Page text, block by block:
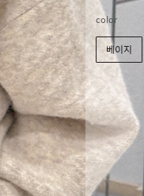
color
베이지